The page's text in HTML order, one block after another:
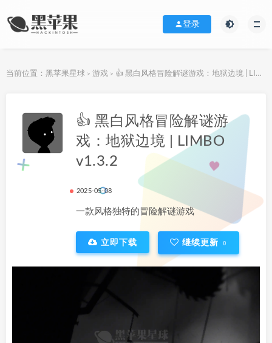
登录
当前位置： 黑苹果星球 > 游戏 > 👍 黑白风格冒险解谜游戏：地狱边境 | LIMBO v1.3.2
👍 黑白风格冒险解谜游
戏：地狱边境 | LIMBO
v1.3.2
2025-05-08
一款风格独特的冒险解谜游戏
立即下载 继续更新 0